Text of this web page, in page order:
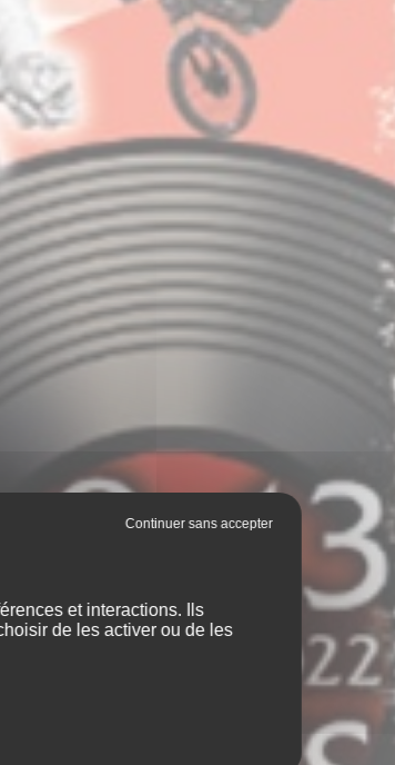
et interactions. Ils
de les activer ou de les